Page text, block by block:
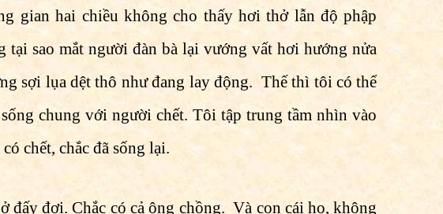
gian hai chiều không cho thấy hơi thở lẫn độ phập
sao mắt người đàn bà lại vướng vất hơi hướng nửa
sợi lụa dệt thô như đang lay động. Thế thì tôi có thể
chung với người chết. Tôi tập trung tầm nhìn vào
chết, chắc đã sống lại.
đấy đợi. Chắc có cả ông chồng. Và con cái họ, không